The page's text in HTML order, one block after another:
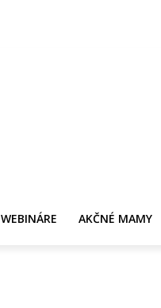
WEBINÁRE AKČNÉ MAMY